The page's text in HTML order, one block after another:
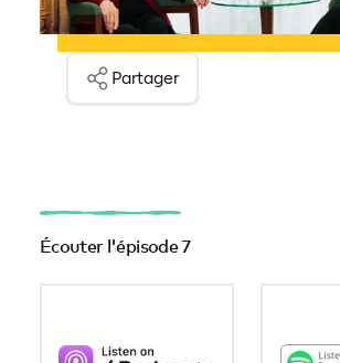
Partager
Écouter l'épisode 7